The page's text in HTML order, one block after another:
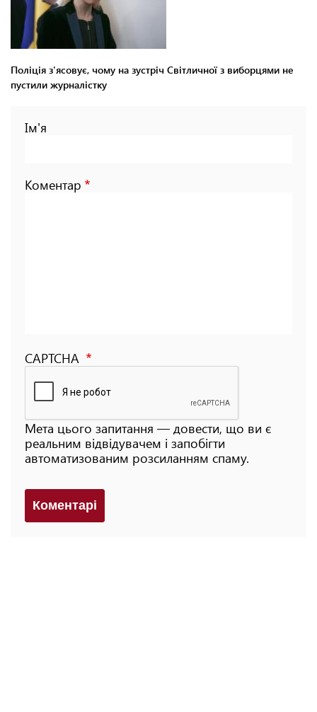
Поліція з'ясовує, чому на зустріч Світличної з виборцями не
пустили журналістку
Ім'я
Коментар
CAPTCHA
Мета цього запитання — довести, що ви є
реальним відвідувачем і запобігти
автоматизованим розсиланням спаму.
Коментарi